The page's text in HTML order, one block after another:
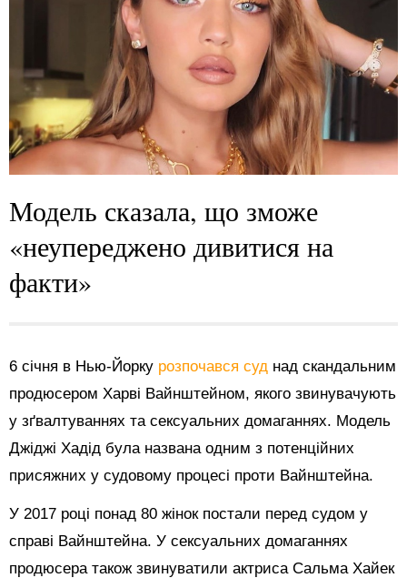
Модель сказала, що зможе
«неупереджено дивитися на
факти»
6 січня в Нью-Йорку розпочався суд над скандальним
продюсером Харві Вайнштейном, якого звинувачують
у зґвалтуваннях та сексуальних домаганнях. Модель
Джіджі Хадід була названа одним з потенційних
присяжних у судовому процесі проти Вайнштейна.
У 2017 році понад 80 жінок постали перед судом у
справі Вайнштейна. У сексуальних домаганнях
продюсера також звинуватили актриса Сальма Хайек